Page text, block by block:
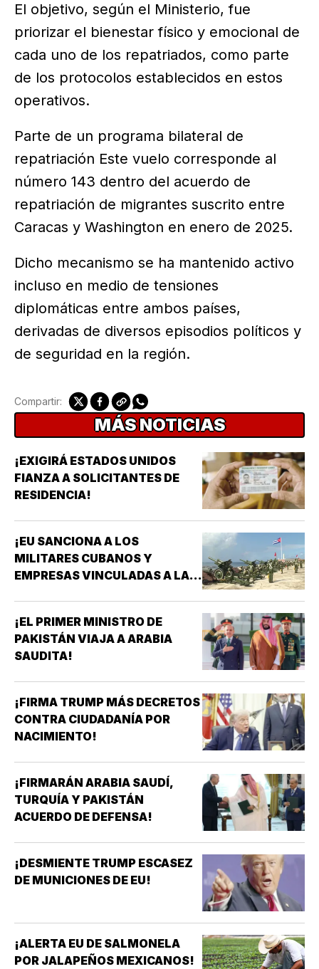
El objetivo, según el Ministerio, fue
priorizar el bienestar físico y emocional de
cada uno de los repatriados, como parte
de los protocolos establecidos en estos
operativos.
Parte de un programa bilateral de
repatriación Este vuelo corresponde al
número 143 dentro del acuerdo de
repatriación de migrantes suscrito entre
Caracas y Washington en enero de 2025.
Dicho mecanismo se ha mantenido activo
incluso en medio de tensiones
diplomáticas entre ambos países,
derivadas de diversos episodios políticos y
de seguridad en la región.
Compartir:
MÁS NOTICIAS
¡EXIGIRÁ ESTADOS UNIDOS
FIANZA A SOLICITANTES DE
RESIDENCIA!
¡EU SANCIONA A LOS
MILITARES CUBANOS Y
EMPRESAS VINCULADAS A LA
¡EL PRIMER MINISTRO DE
PAKISTÁN VIAJA A ARABIA
SAUDITA!
¡FIRMA TRUMP MÁS DECRETOS
CONTRA CIUDADANÍA POR
NACIMIENTO!
¡FIRMARÁN ARABIA SAUDÍ,
TURQUÍA Y PAKISTÁN
ACUERDO DE DEFENSA!
¡DESMIENTE TRUMP ESCASEZ
DE MUNICIONES DE EU!
¡ALERTA EU DE SALMONELA
POR JALAPEÑOS MEXICANOS!